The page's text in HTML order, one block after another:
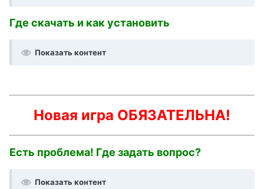
Где скачать и как установить
Показать контент
Новая игра ОБЯЗАТЕЛЬНА!
Есть проблема! Где задать вопрос?
Показать контент